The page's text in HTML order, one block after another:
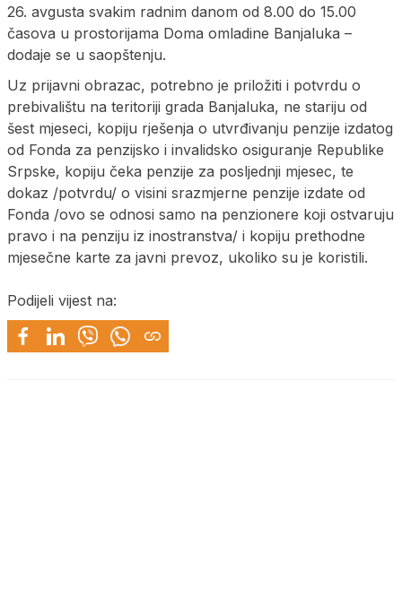
26. avgusta svakim radnim danom od 8.00 do 15.00
časova u prostorijama Doma omladine Banjaluka –
dodaje se u saopštenju.
Uz prijavni obrazac, potrebno je priložiti i potvrdu o
prebivalištu na teritoriji grada Banjaluka, ne stariju od
šest mjeseci, kopiju rješenja o utvrđivanju penzije izdatog
od Fonda za penzijsko i invalidsko osiguranje Republike
Srpske, kopiju čeka penzije za posljednji mjesec, te
dokaz /potvrdu/ o visini srazmjerne penzije izdate od
Fonda /ovo se odnosi samo na penzionere koji ostvaruju
pravo i na penziju iz inostranstva/ i kopiju prethodne
mjesečne karte za javni prevoz, ukoliko su je koristili.
Podijeli vijest na: